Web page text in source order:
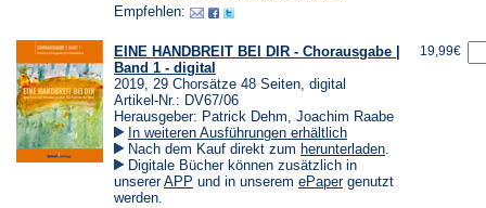
Empfehlen:
EINE HANDBREIT BEI DIR - Chorausgabe |
Band 1 - digital
2019, 29 Chorsätze 48 Seiten, digital
Artikel-Nr.: DV67/06
Herausgeber: Patrick Dehm, Joachim Raabe
In weiteren Ausführungen erhältlich
Nach dem Kauf direkt zum herunterladen(Öffnet
einem
.
Digitale Bücher können zusätzlich in
unsererAPP (Öffnet
und in unserem ePaper(Öffnet
genutzt
werden.
19,99€